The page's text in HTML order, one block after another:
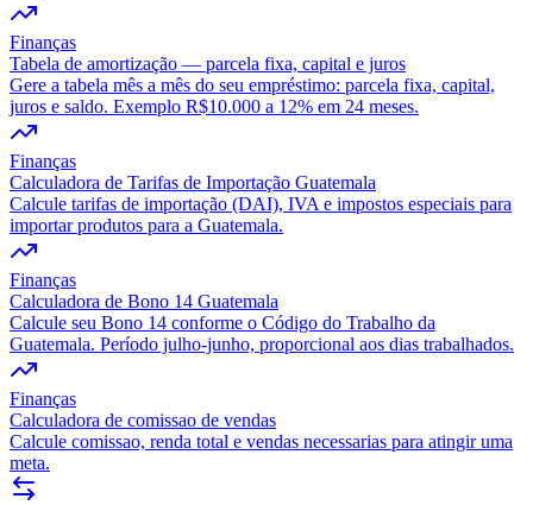
Finanças
Tabela de amortização — parcela fixa, capital e juros
Gere a tabela mês a mês do seu empréstimo: parcela fixa, capital,
juros e saldo. Exemplo R$10.000 a 12% em 24 meses.
Finanças
Calculadora de Tarifas de Importação Guatemala
Calcule tarifas de importação (DAI), IVA e impostos especiais para
importar produtos para a Guatemala.
Finanças
Calculadora de Bono 14 Guatemala
Calcule seu Bono 14 conforme o Código do Trabalho da
Guatemala. Período julho-junho, proporcional aos dias trabalhados.
Finanças
Calculadora de comissao de vendas
Calcule comissao, renda total e vendas necessarias para atingir uma
meta.